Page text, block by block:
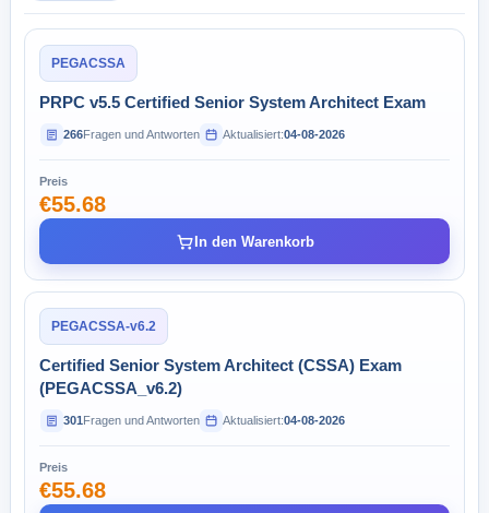
PEGACSSA
PRPC v5.5 Certified Senior System Architect Exam
266Fragen und Antworten Aktualisiert:04-08-2026
Preis
€55.68
In den Warenkorb
PEGACSSA-v6.2
Certified Senior System Architect (CSSA) Exam
(PEGACSSA_v6.2)
301Fragen und Antworten Aktualisiert:04-08-2026
Preis
€55.68